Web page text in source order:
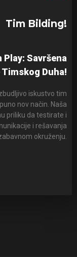
Tim Bilding!
Play: Savršena
Duha!
iskustvo tim
nov način. Naša
priliku da testirate i
i rešavanja
okruženju.